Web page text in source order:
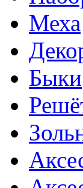
Меха
Быки